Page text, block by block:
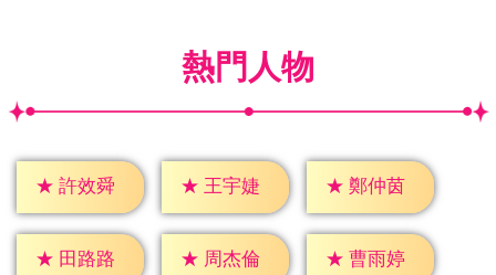
熱門人物
★ 許效舜 ★ 王宇婕 ★ 鄭仲茵
★ 田路路 ★ 周杰倫 ★ 曹雨婷